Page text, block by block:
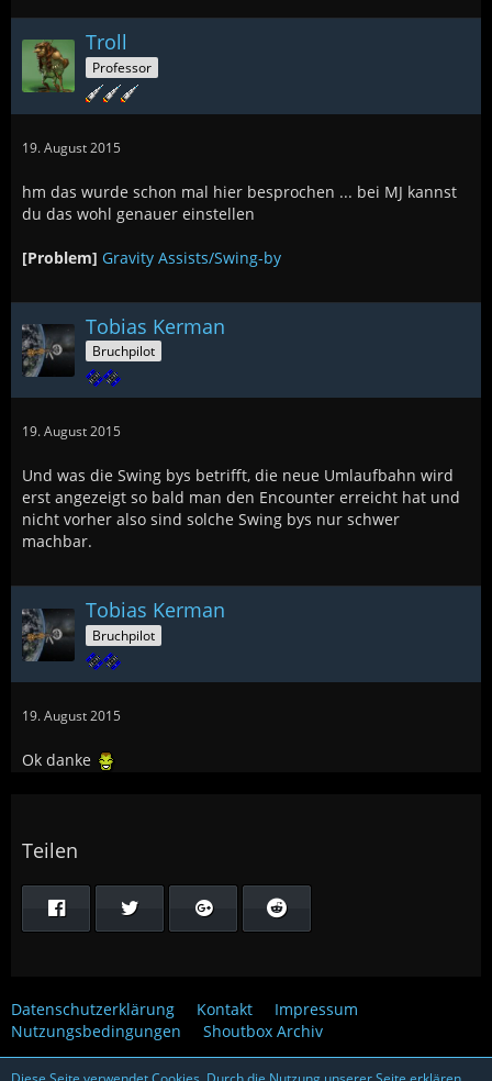
Troll
Professor
19. August 2015
hm das wurde schon mal hier besprochen ... bei MJ kannst
du das wohl genauer einstellen
[Problem] Gravity Assists/Swing-by
Tobias Kerman
Bruchpilot
19. August 2015
Und was die Swing bys betrifft, die neue Umlaufbahn wird
erst angezeigt so bald man den Encounter erreicht hat und
nicht vorher also sind solche Swing bys nur schwer
machbar.
Tobias Kerman
Bruchpilot
19. August 2015
Ok danke
Teilen
Datenschutzerklärung Kontakt
Impressum
Nutzungsbedingungen
Shoutbox Archiv